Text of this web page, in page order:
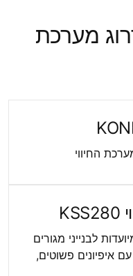
מערכת
החיווי
לבנייני מגורים
איפיונים פשוטים,